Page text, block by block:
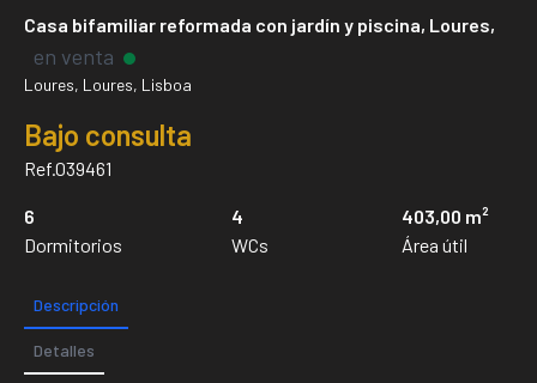
Casa bifamiliar reformada con jardín y piscina, Loures,
en venta
Loures, Loures, Lisboa
Bajo consulta
Ref.039461
6
Dormitorios
4
WCs
403,00 m²
Área útil
Descripción
Detalles